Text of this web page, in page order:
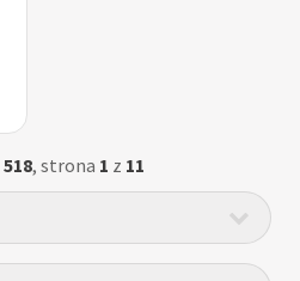
518, strona 1 z 11